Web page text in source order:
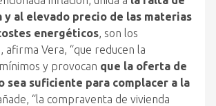
y al elevado precio de las materias
energéticos, son los
afirma Vera, “que reducen la
y provocan que la oferta de
sea suficiente para complacer a la
“la compraventa de vivienda